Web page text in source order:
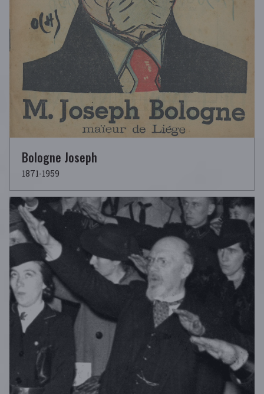
Bologne Joseph
1871-1959